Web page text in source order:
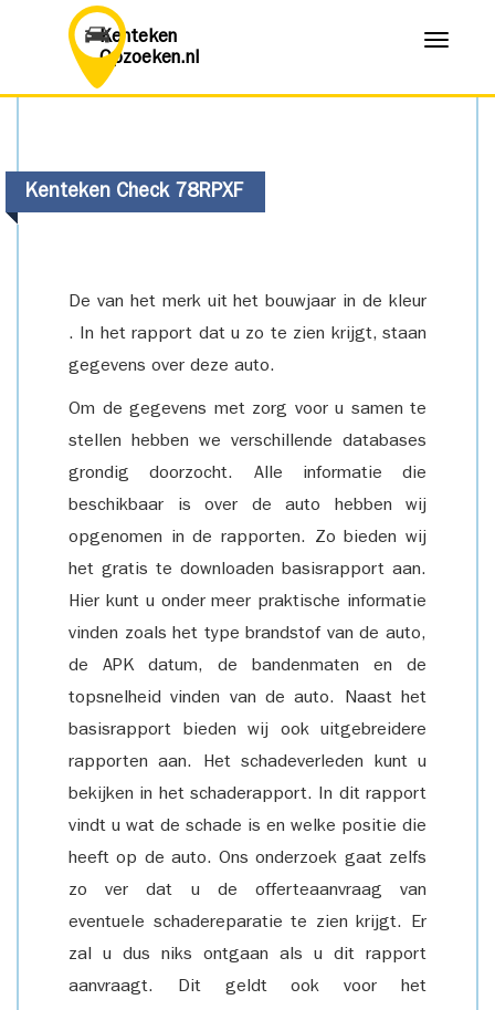
Kenteken
Opzoeken.nl
Menu
Kenteken Check 78RPXF
De van het merk uit het bouwjaar in de kleur
. In het rapport dat u zo te zien krijgt, staan
gegevens over deze auto.
Om de gegevens met zorg voor u samen te
stellen hebben we verschillende databases
grondig doorzocht. Alle informatie die
beschikbaar is over de auto hebben wij
opgenomen in de rapporten. Zo bieden wij
het gratis te downloaden basisrapport aan.
Hier kunt u onder meer praktische informatie
vinden zoals het type brandstof van de auto,
de APK datum, de bandenmaten en de
topsnelheid vinden van de auto. Naast het
basisrapport bieden wij ook uitgebreidere
rapporten aan. Het schadeverleden kunt u
bekijken in het schaderapport. In dit rapport
vindt u wat de schade is en welke positie die
heeft op de auto. Ons onderzoek gaat zelfs
zo ver dat u de offerteaanvraag van
eventuele schadereparatie te zien krijgt. Er
zal u dus niks ontgaan als u dit rapport
aanvraagt. Dit geldt ook voor het